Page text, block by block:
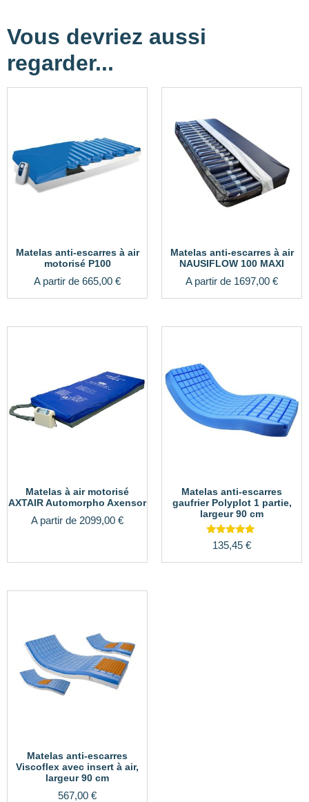
Vous devriez aussi
regarder...
Matelas anti-escarres à air
motorisé P100
A partir de 665,00 €
Matelas anti-escarres à air
NAUSIFLOW 100 MAXI
A partir de 1697,00 €
Matelas à air motorisé
AXTAIR Automorpho Axensor
A partir de 2099,00 €
Matelas anti-escarres
gaufrier Polyplot 1 partie,
largeur 90 cm
Note
5.00
sur 5
135,45 €
Matelas anti-escarres
Viscoflex avec insert à air,
largeur 90 cm
567,00 €